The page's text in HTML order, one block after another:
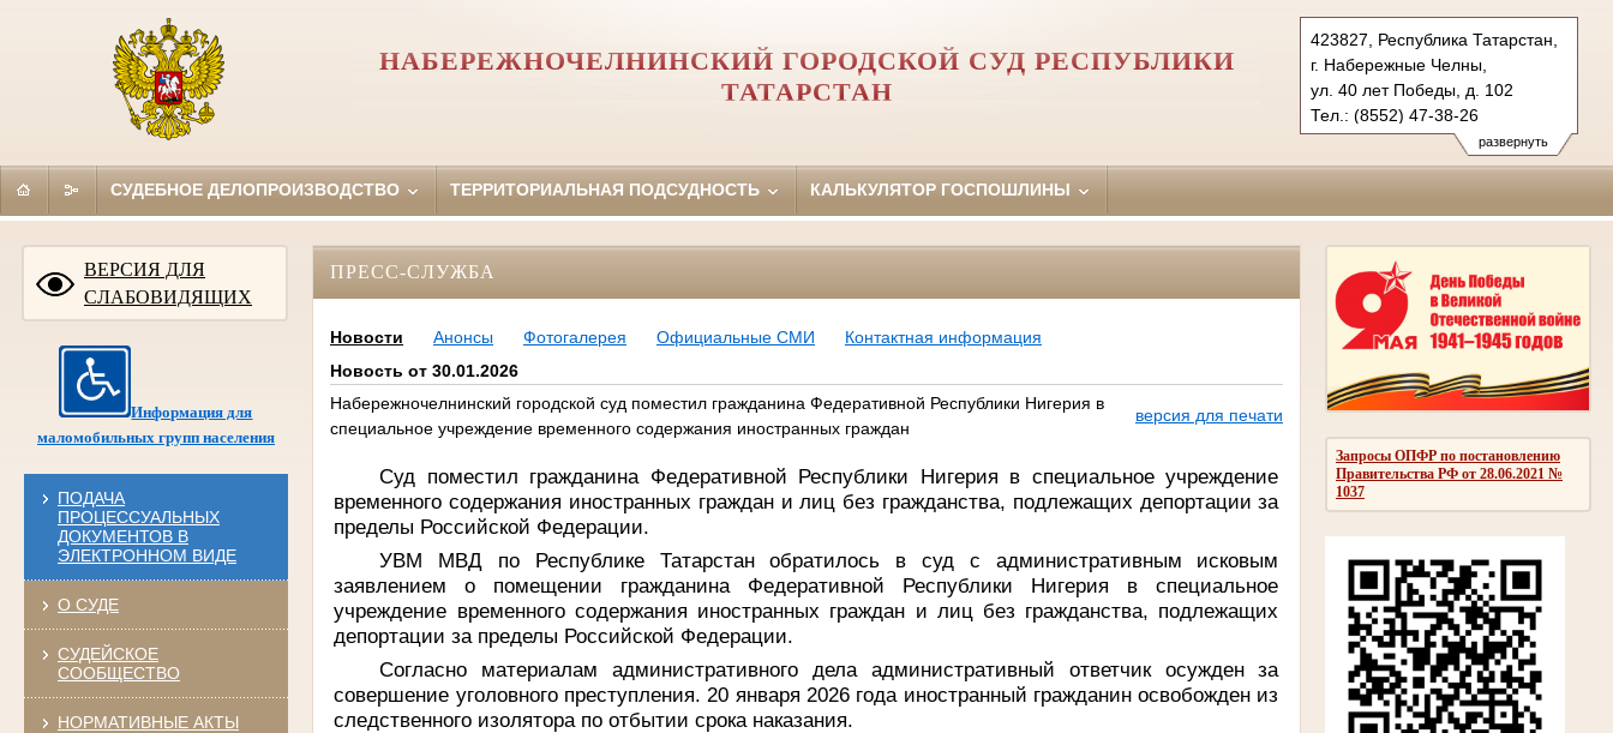
развернуть
423827, Республика Татарстан,
г. Набережные Челны,
ул. 40 лет Победы, д. 102
Тел.: (8552) 47-38-26
naberezhno-
chelninsky.tat@sudrf.ru
НАБЕРЕЖНОЧЕЛНИНСКИЙ ГОРОДСКОЙ СУД РЕСПУБЛИКИ
ТАТАРСТАН
СУДЕБНОЕ ДЕЛОПРОИЗВОДСТВО ТЕРРИТОРИАЛЬНАЯ ПОДСУДНОСТЬ КАЛЬКУЛЯТОР ГОСПОШЛИНЫ
ВЕРСИЯ ДЛЯ
СЛАБОВИДЯЩИХ
Информация для
маломобильных групп населения
ПОДАЧА
ПРОЦЕССУАЛЬНЫХ
ДОКУМЕНТОВ В
ЭЛЕКТРОННОМ ВИДЕ
О СУДЕ
СУДЕЙСКОЕ
СООБЩЕСТВО
НОРМАТИВНЫЕ АКТЫ
Запросы ОПФР по постановлению
Правительства РФ от 28.06.2021 №
1037
ПРЕСС-СЛУЖБА
Новости Анонсы Фотогалерея Официальные СМИ
Контактная информация
Новость от 30.01.2026
Набережночелнинский городской суд поместил гражданина Федеративной Республики Нигерия в
специальное учреждение временного содержания иностранных граждан
версия для печати
Суд поместил гражданина Федеративной Республики Нигерия в специальное учреждение
временного содержания иностранных граждан и лиц без гражданства, подлежащих депортации за
пределы Российской Федерации.
УВМ МВД по Республике Татарстан обратилось в суд с административным исковым
заявлением о помещении гражданина Федеративной Республики Нигерия в специальное
учреждение временного содержания иностранных граждан и лиц без гражданства, подлежащих
депортации за пределы Российской Федерации.
Согласно материалам административного дела административный ответчик осужден за
совершение уголовного преступления. 20 января 2026 года иностранный гражданин освобожден из
следственного изолятора по отбытии срока наказания.